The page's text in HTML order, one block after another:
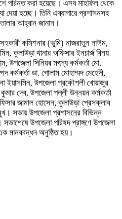
পরিনত করা হয়েছে। এসব মাহফিল থেকে
দেয়া হচ্ছে। তিনি এব্যাপারে প্রশাসনসহ
আহ্বান জানান।
কমিশনার (ভূমি) নাজরাতুন নাঈম,
কুলাউড়া থানার অফিসার ইনচার্জ বিনয়
সিনিয়র মৎস্য কর্মকর্তা মো.
ডা. গোলাম মোহাম্মদ মেহেদী,
ইয়াসমিন, উপজেলা প্রকৌশলী খোয়াজুর
দেব, উপজেলা পল্লী উন্নয়ন কর্মকর্তা
জামাল হোসেন, কুলাউড়া প্রেসক্লাব
সভায় উপজেলা প্রশাসনের বিভিন্ন
সভাশেষে উপজেলা পরিষদ প্রাঙ্গণে উপজেলা
মানববন্ধন অনুষ্ঠিত হয়।